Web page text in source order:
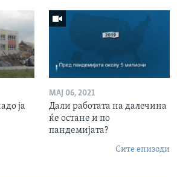
ја
МАЈ 06, 2021
Дали работата на далечина
ќе остане и по
пандемијата?
Сите епизоди